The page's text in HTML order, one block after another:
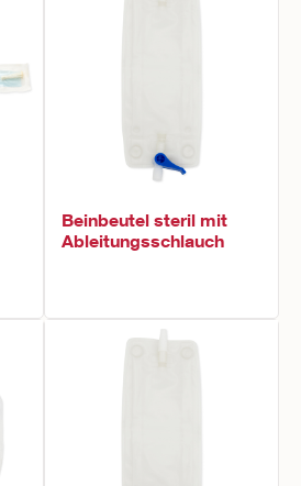
Beinbeutel steril mit
Ableitungsschlauch